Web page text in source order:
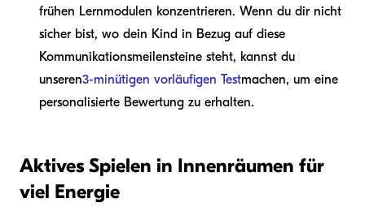
frühen Lernmodulen konzentrieren. Wenn du dir nicht
sicher bist, wo dein Kind in Bezug auf diese
Kommunikationsmeilensteine steht, kannst du
unseren3-minütigen vorläufigen Testmachen, um eine
personalisierte Bewertung zu erhalten.
Aktives Spielen in Innenräumen für
viel Energie